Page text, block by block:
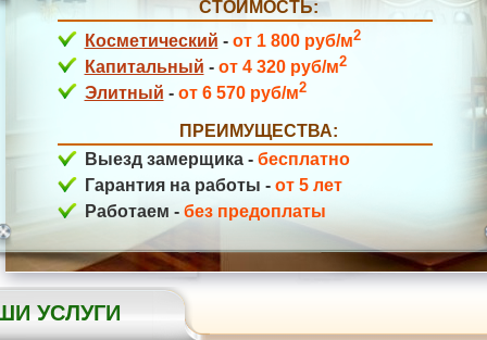
СТОИМОСТЬ:
Косметический - от 1 800 руб/м2
Капитальный - от 4 320 руб/м2
Элитный - от 6 570 руб/м2
ПРЕИМУЩЕСТВА:
Выезд замерщика - бесплатно
Гарантия на работы - от 5 лет
Работаем - без предоплаты
УСЛУГИ
Соловьиная Роща
Рублевское шоссе